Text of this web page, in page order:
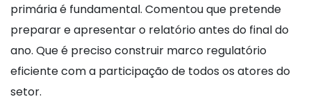
primária é fundamental. Comentou que pretende
preparar e apresentar o relatório antes do final do
ano. Que é preciso construir marco regulatório
eficiente com a participação de todos os atores do
setor.